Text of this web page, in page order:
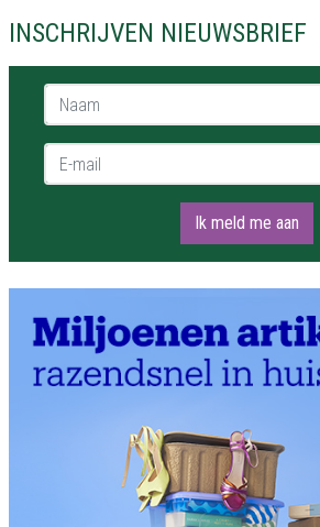
INSCHRIJVEN NIEUWSBRIEF
Naam *
E-mail *
Ik meld me aan